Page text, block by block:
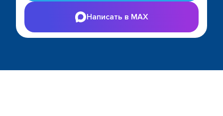
Написать в MAX